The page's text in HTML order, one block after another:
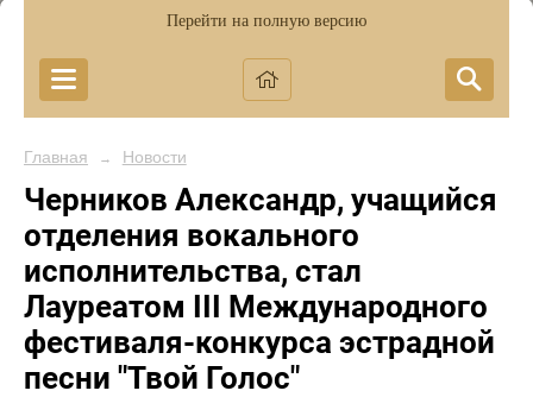
Перейти на полную версию
Главная → Новости
Черников Александр, учащийся
отделения вокального
исполнительства, стал
Лауреатом III Международного
фестиваля-конкурса эстрадной
песни "Твой Голос"